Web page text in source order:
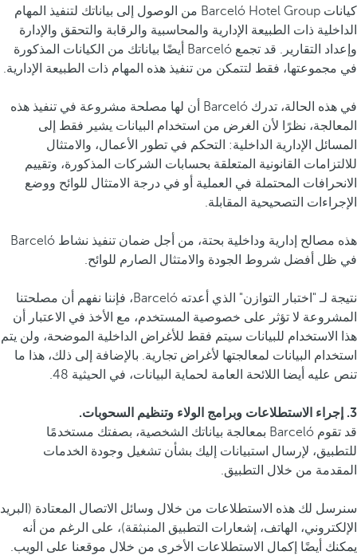
كيانات Barceló Hotel Group من الوصول إلى بياناتك لتنفيذ المهام
الداخلية ذات الطبيعة الإدارية والمحاسبية والرقابة والتحقق والإدارة
وإعداد التقارير. قد تجمع Barceló أيضًا بياناتك من الكيانات المذكورة
في مجموعتها، فقط لتتمكن من تنفيذ هذه المهام ذات الطبيعة الإدارية.
في هذه الحالة، تدرك Barceló أن لها مصلحة مشروعة في تنفيذ هذه
المعالجة، نظرًا لأن الغرض من استخدام البيانات يشير فقط إلى
المسائل الإدارية الداخلية: التحكم في تطور الأعمال، والامتثال
للالتزامات القانونية المتعلقة بحسابات الشركات المذكورة، وتقييم
الانحرافات المحتملة في العملية أو في درجة الامتثال للوائح ووضع
الإجراءات التصحيحية المقابلة.
هذه مصالح إدارية وداخلية بحتة، من أجل ضمان تنفيذ نشاط Barceló
في ظل أفضل شروط الجودة والامتثال الصارم للوائح.
نتيجة لـ "اختبار التوازن" الذي أعدته Barceló، فإننا نفهم أن مصلحتنا
المشروعة لا تؤثر على خصوصية المستخدم، مع الأخذ في الاعتبار أن
هذا الاستخدام للبيانات سيتم فقط للأغراض الداخلية الموضحة، ولن يتم
استخدام البيانات لمعالجتها لأغراض تجارية. بالإضافة إلى ذلك، هذا ما
تنص عليه أيضا اللائحة العامة لحماية البيانات، في الحيثية 48.
3. إجراء الاستطلاعات وبرامج الولاء وتنظيم السحوبات.
قد تقوم Barceló بمعالجة بياناتك الشخصية، بصفتك مستخدمًا
للتطبيق، لإرسال استبيانات إليك بشأن تشغيل وجودة الخدمات
المقدمة من خلال التطبيق.
سنرسل لك هذه الاستطلاعات من خلال وسائل الاتصال المعتادة (البريد
الإلكتروني، الهاتف، إشعارات التطبيق المنبثقة)، على الرغم من أنه
يمكنك أيضًا إكمال الاستطلاعات الأخرى من خلال موقعنا على الويب.